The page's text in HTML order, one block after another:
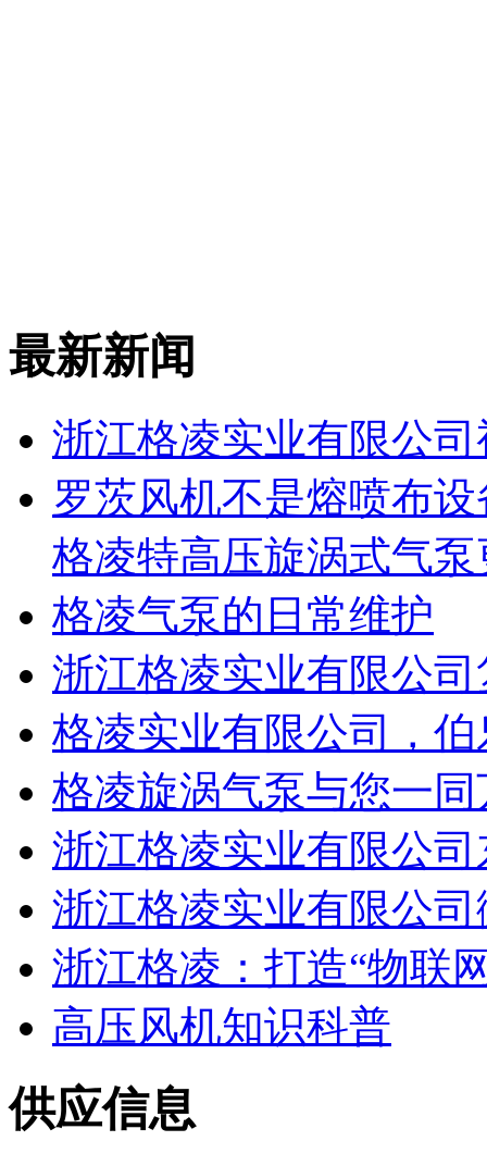
最新新闻
浙江格凌实业有限公司
罗茨风机不是熔喷布
格凌特高压旋涡式气
格凌气泵的日常维护
浙江格凌实业有限公司
格凌实业有限公司，
格凌旋涡气泵与您一
浙江格凌实业有限公
浙江格凌实业有限公
浙江格凌：打造“物联
高压风机知识科普
供应信息